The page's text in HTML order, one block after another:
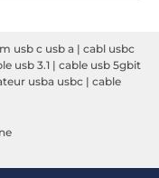
usb c usb a | cabl usbc
usb 3.1 | cable usb 5gbit
usba usbc | cable